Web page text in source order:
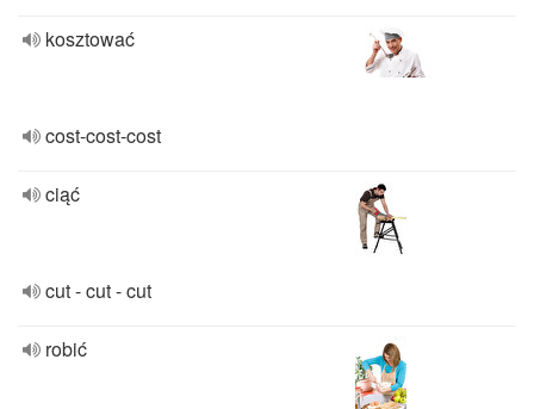
kosztować
cost-cost-cost
ciąć
cut - cut - cut
robić